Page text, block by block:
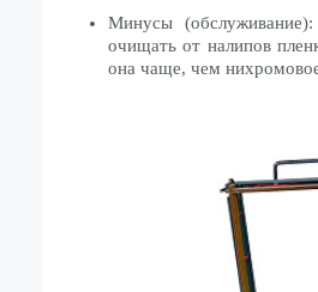
Минусы
очищать от налипов
она чаще, чем